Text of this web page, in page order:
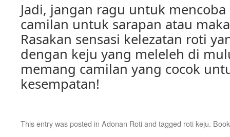
Jadi, jangan ragu untuk
camilan untuk sarapan atau
Rasakan sensasi kelezatan roti
dengan keju yang meleleh di
memang camilan yang cocok
kesempatan!
This entry was posted in Adonan Rotiand tagged roti keju.